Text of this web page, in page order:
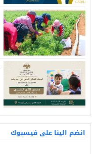
انضم الينا على فيسبوك